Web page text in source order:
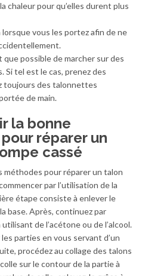
chaleur pour qu’elles durent plus
vous les portez afin de ne
que possible de marcher sur des
Sitel est le cas, prenez des
toujours des talonnettes
de main.
la bonne
réparer un
cassé
pour réparer un talon
par l’utilisation de la
étape consiste à enlever le
base. Après, continuez par
de l’acétone ou de l’alcool.
parties en vous servant d’un
procédez au collage des talons
sur le contour de la partie à